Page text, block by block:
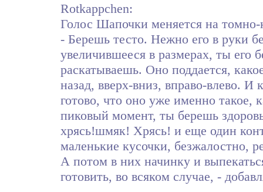
Rotkappchen:
Голос Шапочки меняется на
- Берешь тесто. Нежно его в руки
увеличившееся в размерах, ты его
раскатываешь. Оно поддается,
назад, вверх-вниз, вправо-влево.
готово, что оно уже именно такое,
пиковый момент, ты берешь
хрясь!шмяк! Хрясь! и еще один
маленькие кусочки, безжалостно,
А потом в них начинку и
готовить, во всяком случае, -